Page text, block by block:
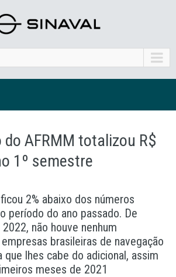
AFRMM totalizou R$
1º semestre
2% abaixo dos números
período do ano passado. De
não houve nenhum
brasileiras de navegação
que lhes cabe do adicional, assim
meses de 2021